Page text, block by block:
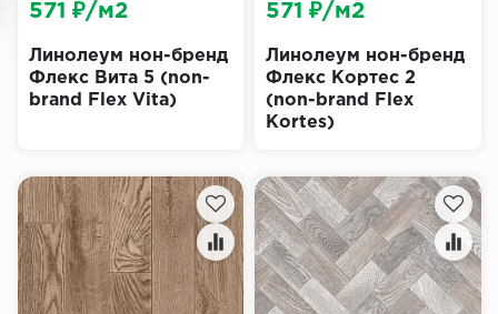
Линолеум нон-бренд
Флекс Вита 5 (non-
brand Flex Vita)
571 ₽/м2
Линолеум нон-бренд
Флекс Кортес 2
(non-brand Flex
Kortes)
571 ₽/м2